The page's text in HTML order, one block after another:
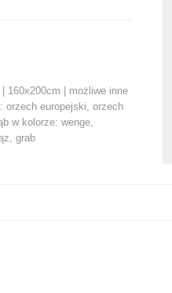
| 160x200cm | możliwe inne
orzech europejski, orzech
w kolorze: wenge,
grab